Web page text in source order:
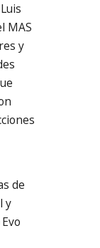
MAS
y
de
y